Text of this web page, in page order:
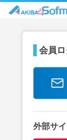
会員
外部サ